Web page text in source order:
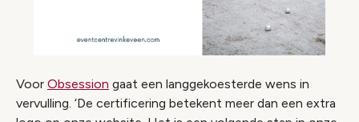
Voor Obsession gaat een langgekoesterde wens in
vervulling. ‘De certificering betekent meer dan een extra